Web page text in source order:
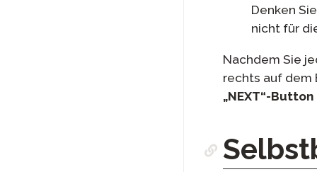
Denken
nicht für
Nachdem Sie
rechts auf dem
„NEXT“-Button